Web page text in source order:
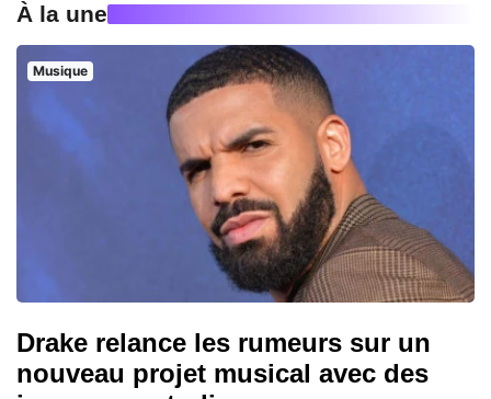
À la une
Musique
Drake relance les rumeurs sur un
nouveau projet musical avec des